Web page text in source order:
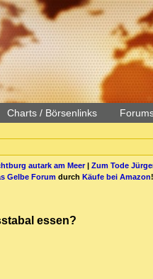
Charts / Börsenlinks
autark am Meer| Zum Tode
Gelbe Forum durch Käufe bei Amazon
essen?